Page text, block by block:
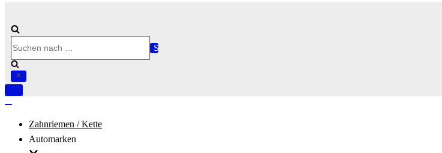
nach …
Navigation
Zahnriemen / Kette
Automarken